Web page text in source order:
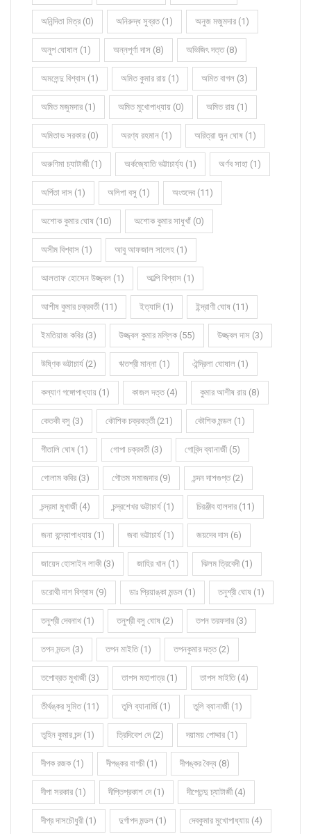
অনিন্দিতা মিত্র (0) অনিরুদ্ধ সুব্রত (1) অনুজ মজুমদার (1)
অনুপ ঘোষাল (1) অন্নপূর্ণা দাস (8) অভিজিৎ দত্ত (8)
অমলেন্দু বিশ্বাস (1) অমিত কুমার রায় (1) অমিত বাগল (3)
অমিত মজুমদার (1) অমিত মুখোপাধ্যায় (0) অমিত রায় (1)
অমিতাভ সরকার (0) অরণ্য রহমান (1) অরিত্রা জুন ঘোষ (1)
অরুণিমা চ্যাটার্জী (1) অর্কজ্যোতি ভট্টাচার্য্য (1) অর্ণব সাহা (1)
অর্পিতা দাস (1) অলিপা বসু (1) অংশুদেব (11)
অশোক কুমার ঘোষ (10) অশোক কুমার সাধুখাঁ (0)
অসীম বিশ্বাস (1) আবু আফজাল সালেহ (1)
আলতাফ হোসেন উজ্জ্বল (1) আল্পি বিশ্বাস (1)
আশীষ কুমার চক্রবর্তী (11) ইত্যাদি (1) ইন্দ্রাণী ঘোষ (11)
ইমতিয়াজ কবির (3) উজ্জ্বল কুমার মল্লিক (55) উজ্জ্বল দাস (3)
উষ্ণিক ভট্টাচার্য (2) ঋতশ্রী মান্না (1) ঐন্দ্রিলা ঘোষাল (1)
কল্যাণ গঙ্গোপাধ্যায় (1) কাজল দত্ত (4) কুমার আশীষ রায় (8)
কেতকী বসু (3) কৌশিক চক্রবর্ত্তী (21) কৌশিক মন্ডল (1)
গীতালি ঘোষ (1) গোপা চক্রবর্তী (3) গোবিন্দ ব্যানার্জী (5)
গোলাম কবির (3) গৌতম সমাজদার (9) চন্দন দাশগুপ্ত (2)
চন্দ্রমা মুখার্জী (4) চন্দ্রশেখর ভট্টাচার্য (1) চিরঞ্জীব হালদার (11)
জনা বন্দ্যোপাধ্যায় (1) জবা ভট্টাচার্য (1) জয়দেব দাস (6)
জায়েদ হোসাইন লাকী (3) জাহির খান (1) ঝিলম ত্রিবেদী (1)
ডরোথী দাশ বিশ্বাস (9) ডাঃ প্রিয়াঙ্কা মন্ডল (1) তনুশ্রী ঘোষ (1)
তনুশ্রী দেবনাথ (1) তনুশ্রী বসু ঘোষ (2) তপন তরফদার (3)
তপন মন্ডল (3) তপন মাইতি (1) তপনকুমার দত্ত (2)
তপোব্রত মুখার্জী (3) তাপস মহাপাত্র (1) তাপস মাইতি (4)
তীর্থঙ্কর সুমিত (11) তুলি ব্যানার্জি (1) তুলি ব্যানার্জী (1)
তুহিন কুমার চন্দ (1) ত্রিদিবেশ দে (2) দয়াময় পোদ্দার (1)
দীপক রজক (1) দীপঙ্কর বাগচী (1) দীপঙ্কর বৈদ্য (8)
দীপা সরকার (1) দীপ্তিপ্রকাশ দে (1) দীপ্তেন্দু চ্যাটার্জী (4)
দীপ্র দাসচৌধুরী (1) দুর্গাপদ মন্ডল (1) দেবকুমার মুখোপাধ্যায় (4)